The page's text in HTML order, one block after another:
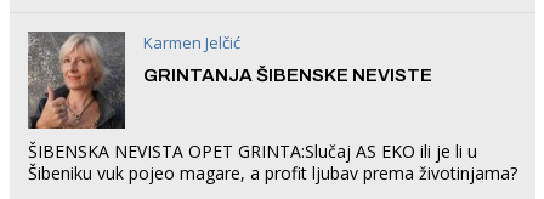
Karmen Jelčić
GRINTANJA ŠIBENSKE NEVISTE
ŠIBENSKA NEVISTA OPET GRINTA:Slučaj AS EKO ili je li u
Šibeniku vuk pojeo magare, a profit ljubav prema životinjama?